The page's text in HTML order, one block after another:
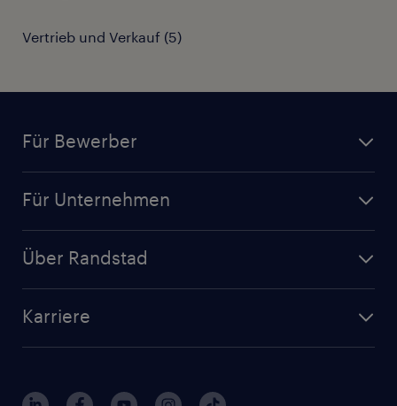
Vertrieb und Verkauf (5)
Für Bewerber
Initiativbewerbung
Randstad Akademie
Für Unternehmen
Branchen
Über Randstad
Interne Karriere
Karriere
Berufsprofile